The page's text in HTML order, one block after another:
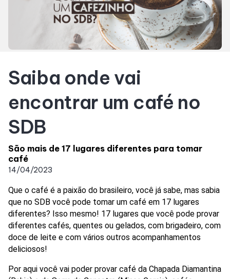
SDB Premium
Horários
Entretenimento
Eventos
Fique por Dentro
Lojas e Restaurantes
Lojas
Alimentação
Saiba onde vai
encontrar um café no
SDB
São mais de 17 lugares diferentes para tomar
café
14/04/2023
Que o café é a paixão do brasileiro, você já sabe, mas sabia
que no SDB você pode tomar um café em 17 lugares
diferentes? Isso mesmo! 17 lugares que você pode provar
diferentes cafés, quentes ou gelados, com brigadeiro, com
doce de leite e com vários outros acompanhamentos
deliciosos!
Por aqui você vai poder provar café da Chapada Diamantina